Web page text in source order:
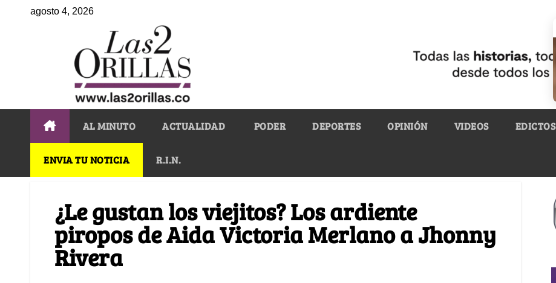
agosto 4, 2026
AL MINUTO ACTUALIDAD PODER DEPORTES OPINIÓN VIDEOS EDICTOS
ENVIA TU NOTICIA R.I.N.
¿Le gustan los viejitos? Los ardiente
piropos de Aida Victoria Merlano a Jhonny
Rivera